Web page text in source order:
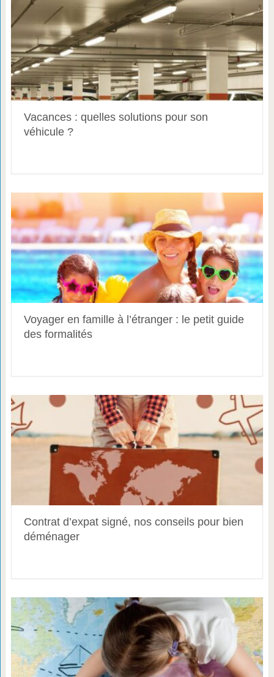
Vacances : quelles solutions pour son
véhicule ?
Voyager en famille à l’étranger : le petit guide
des formalités
Contrat d’expat signé, nos conseils pour bien
déménager